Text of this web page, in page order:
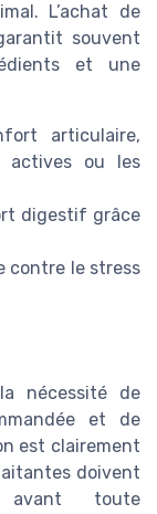
L’achat de
souvent
et une
articulaire,
actives ou les
digestif grâce
contre le stress
nécessité de
et de
est clairement
doivent
toute